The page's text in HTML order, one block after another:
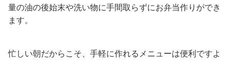
量の油の後始末や洗い物に手間取らずにお弁当作りができ
ます。
忙しい朝だからこそ、手軽に作れるメニューは便利ですよ